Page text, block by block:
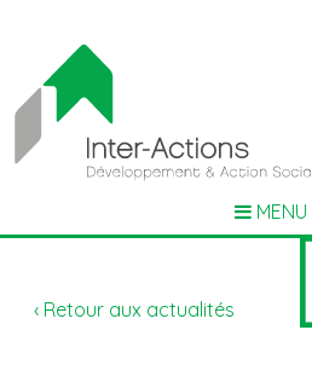
MENU
‹ Retour aux actualités